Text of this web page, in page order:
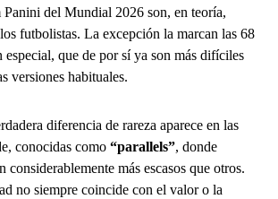
Panini del Mundial 2026 son, en teoría,
futbolistas. La excepción la marcan las 68
que de por sí ya son más difíciles
versiones habituales.
diferencia de rareza aparece en las
conocidas como “parallels”, donde
considerablemente más escasos que otros.
no siempre coincide con el valor o la